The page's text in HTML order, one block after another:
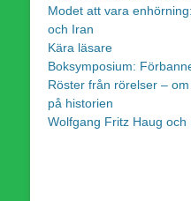
Modet att vara
och Iran
Kära läsare
Boksymposium:
Röster från rörelser –
på historien
Wolfgang Fritz Haug